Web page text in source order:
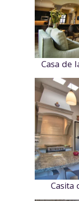
Casa de
Casita